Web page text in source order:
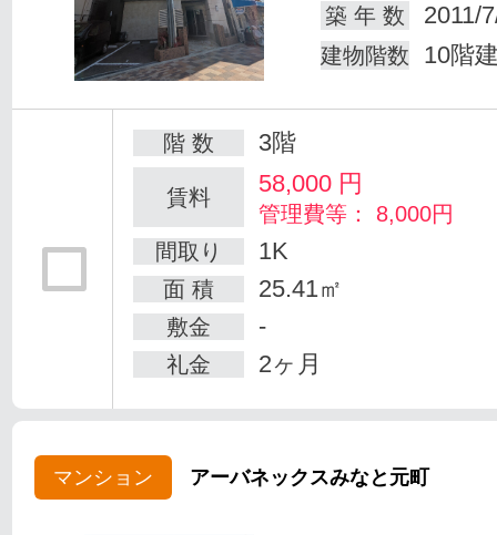
築 年 数
2011/
建物階数 10階
階 数 3階
賃料 58,000 円
管理費等： 8,000円
間取り
1K
面 積 25.41㎡
敷金 -
礼金 2ヶ月
マンション アーバネックスみなと元町